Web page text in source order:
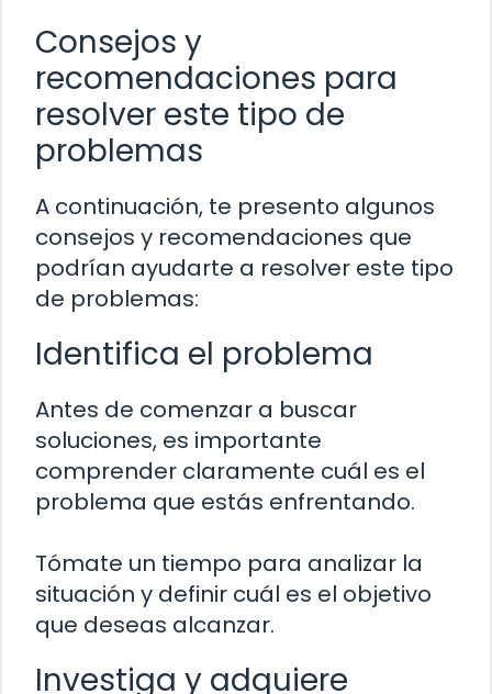
Consejos y
recomendaciones para
resolver este tipo de
problemas
A continuación, te presento algunos
consejos y recomendaciones que
podrían ayudarte a resolver este tipo
de problemas:
Identifica el problema
Antes de comenzar a buscar
soluciones, es importante
comprender claramente cuál es el
problema que estás enfrentando.
Tómate un tiempo para analizar la
situación y definir cuál es el objetivo
que deseas alcanzar.
Investiga y adquiere